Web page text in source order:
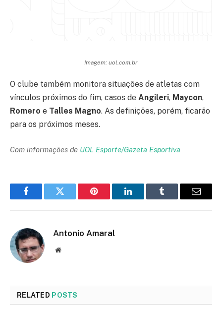
Imagem: uol.com.br
O clube também monitora situações de atletas com
vínculos próximos do fim, casos de Angileri, Maycon,
Romero e Talles Magno. As definições, porém, ficarão
para os próximos meses.
Com informações de UOL Esporte/Gazeta Esportiva
FacebookTwitter Pinterest LinkedInTumblr Email
Antonio Amaral
Website
RELATED POSTS